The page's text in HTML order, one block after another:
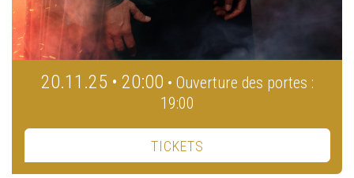
20.11.25 • 20:00 • Ouverture des portes :
19:00
TICKETS